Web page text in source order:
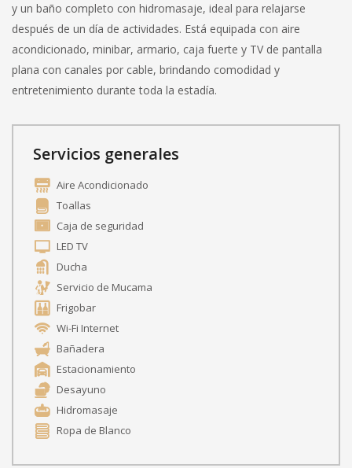
y un baño completo con hidromasaje, ideal para relajarse
después de un día de actividades. Está equipada con aire
acondicionado, minibar, armario, caja fuerte y TV de pantalla
plana con canales por cable, brindando comodidad y
entretenimiento durante toda la estadía.
Servicios generales
Aire Acondicionado
Toallas
Caja de seguridad
LED TV
Ducha
Servicio de Mucama
Frigobar
Wi-Fi Internet
Bañadera
Estacionamiento
Desayuno
Hidromasaje
Ropa de Blanco